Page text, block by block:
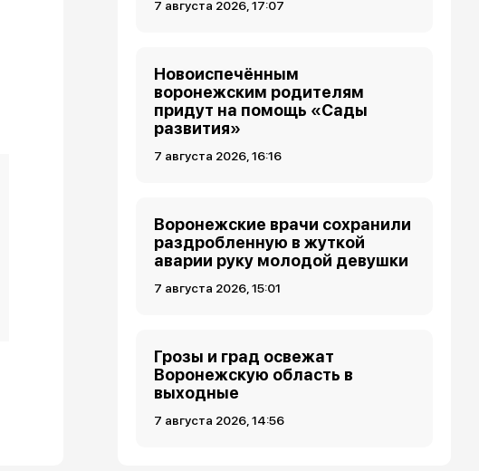
7 августа 2026, 17:07
Новоиспечённым
воронежским родителям
придут на помощь «Сады
развития»
7 августа 2026, 16:16
Воронежские врачи сохранили
раздробленную в жуткой
аварии руку молодой девушки
7 августа 2026, 15:01
Грозы и град освежат
Воронежскую область в
выходные
7 августа 2026, 14:56